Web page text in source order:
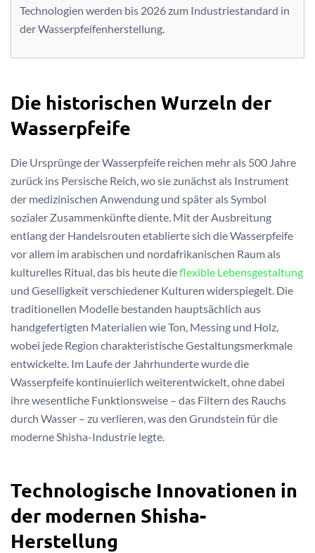
Technologien werden bis 2026 zum Industriestandard in
der Wasserpfeifenherstellung.
Die historischen Wurzeln der
Wasserpfeife
Die Ursprünge der Wasserpfeife reichen mehr als 500 Jahre
zurück ins Persische Reich, wo sie zunächst als Instrument
der medizinischen Anwendung und später als Symbol
sozialer Zusammenkünfte diente. Mit der Ausbreitung
entlang der Handelsrouten etablierte sich die Wasserpfeife
vor allem im arabischen und nordafrikanischen Raum als
kulturelles Ritual, das bis heute dieflexible Lebensgestaltung
und Geselligkeit verschiedener Kulturen widerspiegelt. Die
traditionellen Modelle bestanden hauptsächlich aus
handgefertigten Materialien wie Ton, Messing und Holz,
wobei jede Region charakteristische Gestaltungsmerkmale
entwickelte. Im Laufe der Jahrhunderte wurde die
Wasserpfeife kontinuierlich weiterentwickelt, ohne dabei
ihre wesentliche Funktionsweise – das Filtern des Rauchs
durch Wasser – zu verlieren, was den Grundstein für die
moderne Shisha-Industrie legte.
Technologische Innovationen in
der modernen Shisha-
Herstellung